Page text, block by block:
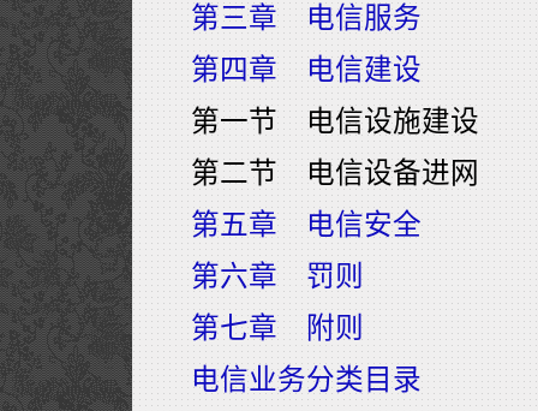
第三章 电信服务
第四章 电信建设
第一节 电信设施建设
第二节 电信设备进网
第五章 电信安全
第六章 罚则
第七章 附则
电信业务分类目录